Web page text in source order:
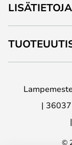
LISÄTIETOJA
©